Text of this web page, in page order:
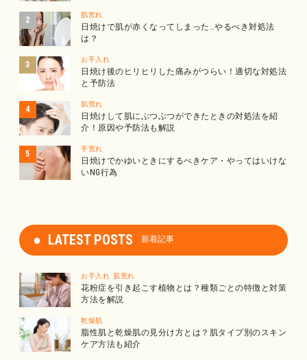
肌荒れ
日焼けで肌が赤くなってしまった…やるべき対処法
は？
お手入れ
日焼け後のヒリヒリした痛みがつらい！適切な対処法
と予防法
肌荒れ
日焼けして肌にぶつぶつができたときの対処法を紹
介！原因や予防法も解説
手荒れ
日焼けでかゆいときにするべきケア・やってはいけな
いNG行為
LATEST POSTS 新着記事
お手入れ 肌荒れ
花粉症を引き起こす植物とは？種類ごとの特徴と対策
方法を解説
乾燥肌
脂性肌と乾燥肌の見分け方とは？肌タイプ別のスキン
ケア方法も紹介